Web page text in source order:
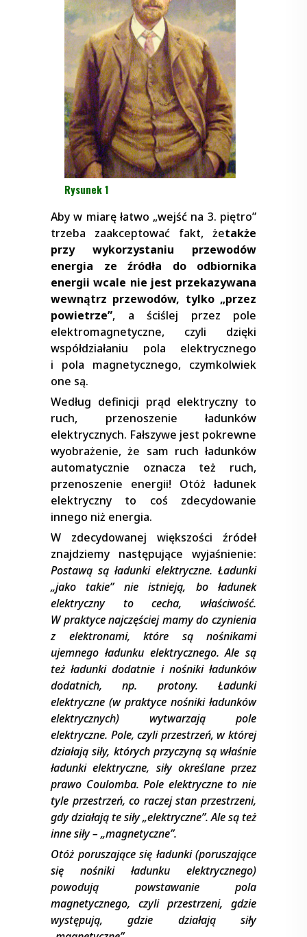
Rysunek 1
Aby w miarę łatwo „wejść na 3. piętro”
trzeba zaakceptować fakt, żetakże
przy wykorzystaniu przewodów
energia ze źródła do odbiornika
energii wcale nie jest przekazywana
wewnątrz przewodów, tylko „przez
powietrze”, a ściślej przez pole
elektromagnetyczne, czyli dzięki
współdziałaniu pola elektrycznego
i pola magnetycznego, czymkolwiek
one są.
Według definicji prąd elektryczny to
ruch, przenoszenie ładunków
elektrycznych. Fałszywe jest pokrewne
wyobrażenie, że sam ruch ładunków
automatycznie oznacza też ruch,
przenoszenie energii! Otóż ładunek
elektryczny to coś zdecydowanie
innego niż energia.
W zdecydowanej większości źródeł
znajdziemy następujące wyjaśnienie:
Postawą są ładunki elektryczne. Ładunki
„jako takie” nie istnieją, bo ładunek
elektryczny to cecha, właściwość.
W praktyce najczęściej mamy do czynienia
z elektronami, które są nośnikami
ujemnego ładunku elektrycznego. Ale są
też ładunki dodatnie i nośniki ładunków
dodatnich, np. protony. Ładunki
elektryczne (w praktyce nośniki ładunków
elektrycznych) wytwarzają pole
elektryczne. Pole, czyli przestrzeń, w której
działają siły, których przyczyną są właśnie
ładunki elektryczne, siły określane przez
prawo Coulomba. Pole elektryczne to nie
tyle przestrzeń, co raczej stan przestrzeni,
gdy działają te siły „elektryczne”. Ale są też
inne siły – „magnetyczne”.
Otóż poruszające się ładunki (poruszające
się nośniki ładunku elektrycznego)
powodują powstawanie pola
magnetycznego, czyli przestrzeni, gdzie
występują, gdzie działają siły